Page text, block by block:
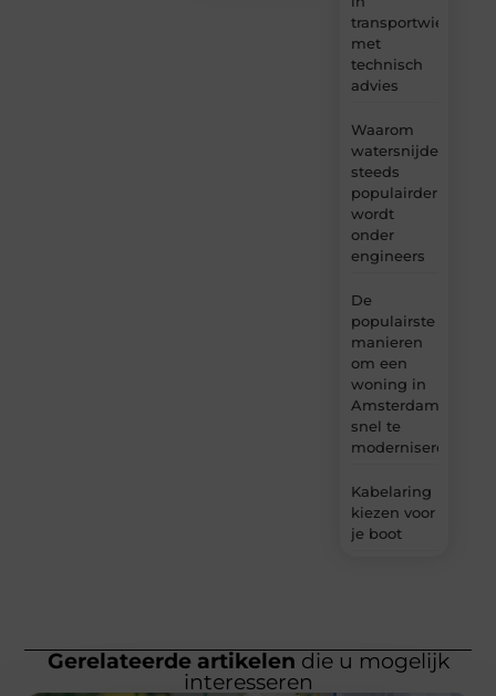
transportwielen
met
technisch
advies
Waarom
watersnijden
steeds
populairder
wordt
onder
engineers
De
populairste
manieren
om een
woning in
Amsterdam
snel te
moderniseren
Kabelaring
kiezen voor
je boot
Gerelateerde artikelen die u mogelijk
interesseren